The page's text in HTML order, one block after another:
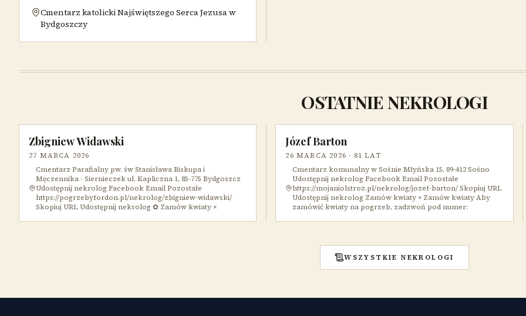
Cmentarz katolicki Najświętszego Serca Jezusa w
Bydgoszczy
OSTATNIE NEKROLOGI
Zbigniew Widawski
27 MARCA 2026
Cmentarz Parafialny pw. św Stanisława Biskupa i
Męczennika - Siernieczek ul. Kapliczna 1, 85-775 Bydgoszcz
Udostępnij nekrolog Facebook Email Pozostałe
https://pogrzebyfordon.pl/nekrolog/zbigniew-widawski/
Skopiuj URL Udostępnij nekrolog ✿ Zamów kwiaty ×
Józef Barton
26 MARCA 2026 · 81 LAT
Cmentarz komunalny w Sośnie Młyńska 15, 89-412 Sośno
Udostępnij nekrolog Facebook Email Pozostałe
https://mojaniolstroz.pl/nekrolog/jozef-barton/ Skopiuj URL
Udostępnij nekrolog Zamów kwiaty × Zamów kwiaty Aby
zamówić kwiaty na pogrzeb, zadzwoń pod numer:
WSZYSTKIE NEKROLOGI